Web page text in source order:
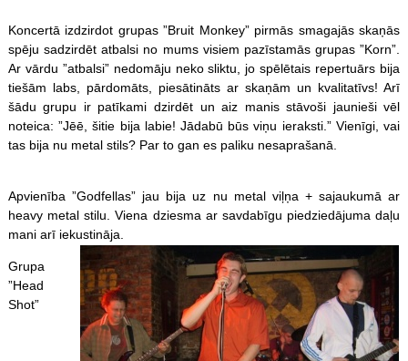
Koncertā izdzirdot grupas ”Bruit Monkey” pirmās smagajās skaņās
spēju sadzirdēt atbalsi no mums visiem pazīstamās grupas ”Korn”.
Ar vārdu ”atbalsi” nedomāju neko sliktu, jo spēlētais repertuārs bija
tiešām labs, pārdomāts, piesātināts ar skaņām un kvalitatīvs! Arī
šādu grupu ir patīkami dzirdēt un aiz manis stāvoši jaunieši vēl
noteica: ”Jēē, šitie bija labie! Jādabū būs viņu ieraksti.” Vienīgi, vai
tas bija nu metal stils? Par to gan es paliku nesaprašanā.
Apvienība ”Godfellas” jau bija uz nu metal viļņa + sajaukumā ar
heavy metal stilu. Viena dziesma ar savdabīgu piedziedājuma daļu
mani arī iekustināja.
Grupa
”Head
Shot”